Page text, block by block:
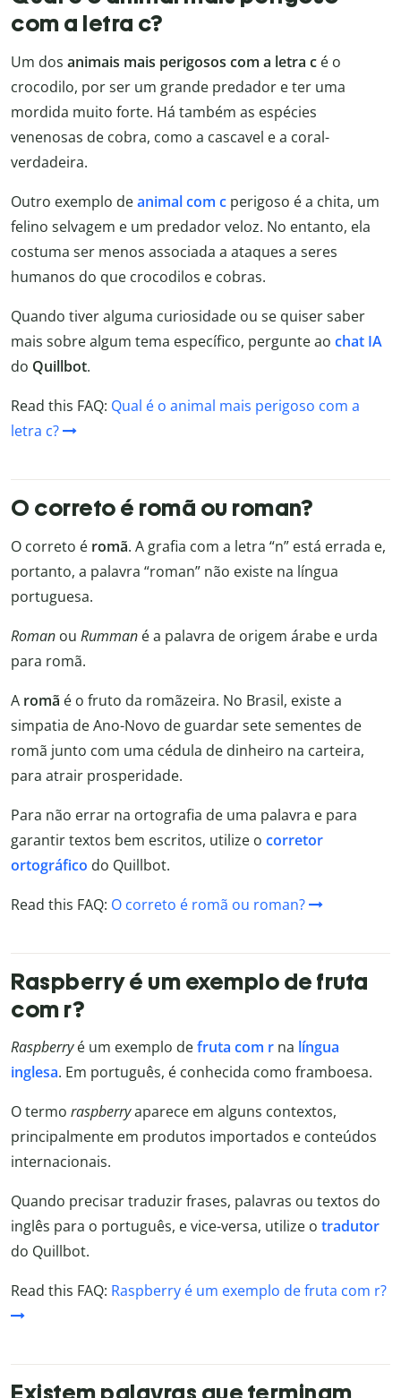
com a letra c?
Um dos animais mais perigosos com a letra c é o
crocodilo, por ser um grande predador e ter uma
mordida muito forte. Há também as espécies
venenosas de cobra, como a cascavel e a coral-
verdadeira.
Outro exemplo deanimal com c perigoso é a chita, um
felino selvagem e um predador veloz. No entanto, ela
costuma ser menos associada a ataques a seres
humanos do que crocodilos e cobras.
Quando tiver alguma curiosidade ou se quiser saber
mais sobre algum tema específico, pergunte ao chat IA
do Quillbot.
Read this FAQ: Qual é o animal mais perigoso com a
letra c?
O correto é romã ou roman?
O correto é romã. A grafia com a letra “n” está errada e,
portanto, a palavra “roman” não existe na língua
portuguesa.
Roman ou Rumman é a palavra de origem árabe e urda
para romã.
A romã é o fruto da romãzeira. No Brasil, existe a
simpatia de Ano-Novo de guardar sete sementes de
romã junto com uma cédula de dinheiro na carteira,
para atrair prosperidade.
Para não errar na ortografia de uma palavra e para
garantir textos bem escritos, utilize o corretor
ortográfico do Quillbot.
Read this FAQ: O correto é romã ou roman?
Raspberry é um exemplo de fruta
com r?
Raspberryé um exemplo defruta com r na língua
inglesa. Em português, é conhecida como framboesa.
O termo raspberryaparece em alguns contextos,
principalmente em produtos importados e conteúdos
internacionais.
Quando precisar traduzir frases, palavras ou textos do
inglês para o português, e vice-versa, utilize o tradutor
do Quillbot.
Read this FAQ: Raspberry é um exemplo de fruta com r?